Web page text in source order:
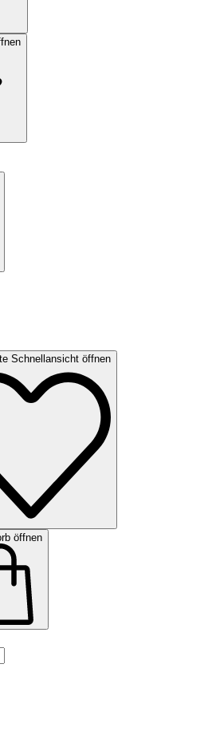
Schnellansicht öffnen
öffnen